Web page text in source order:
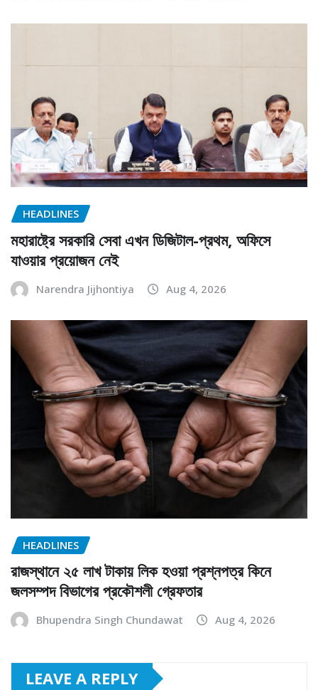
HEADLINES
মহারাষ্ট্রে সরকারি সেবা এখন ডিজিটাল-প্রথম, অফিসে
যাওয়ার প্রয়োজন নেই
Narendra Jijhontiya Aug 4, 2026
HEADLINES
রাজস্থানে ২৫ লাখ টাকায় লিক হওয়া প্রশ্নপত্র কিনে
জলসম্পদ বিভাগের প্রকৌশলী গ্রেফতার
Bhupendra Singh Chundawat Aug 4, 2026
LEAVE A REPLY